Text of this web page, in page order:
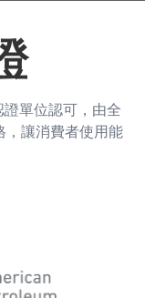
單位認可，由全
，讓消費者使用能